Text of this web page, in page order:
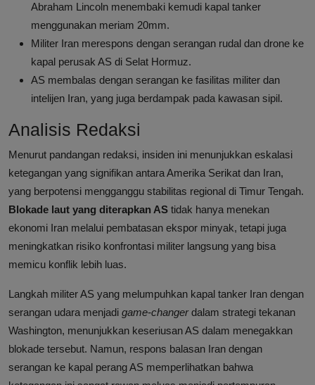
Abraham Lincoln menembaki kemudi kapal tanker
menggunakan meriam 20mm.
Militer Iran merespons dengan serangan rudal dan drone ke
kapal perusak AS di Selat Hormuz.
AS membalas dengan serangan ke fasilitas militer dan
intelijen Iran, yang juga berdampak pada kawasan sipil.
Analisis Redaksi
Menurut pandangan redaksi, insiden ini menunjukkan eskalasi
ketegangan yang signifikan antara Amerika Serikat dan Iran,
yang berpotensi mengganggu stabilitas regional di Timur Tengah.
Blokade laut yang diterapkan AS tidak hanya menekan
ekonomi Iran melalui pembatasan ekspor minyak, tetapi juga
meningkatkan risiko konfrontasi militer langsung yang bisa
memicu konflik lebih luas.
Langkah militer AS yang melumpuhkan kapal tanker Iran dengan
serangan udara menjadi game-changerdalam strategi tekanan
Washington, menunjukkan keseriusan AS dalam menegakkan
blokade tersebut. Namun, respons balasan Iran dengan
serangan ke kapal perang AS memperlihatkan bahwa